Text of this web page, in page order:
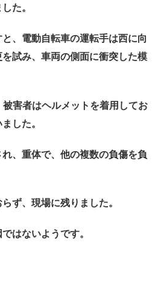
た。
、 電動自転車の運転手は西に向
試み、 車両の側面に衝突した模
被害者はヘルメットを着用してお
した。
、重体で、 他の複数の負傷を負
ず、現場に残りました。
はないようです。